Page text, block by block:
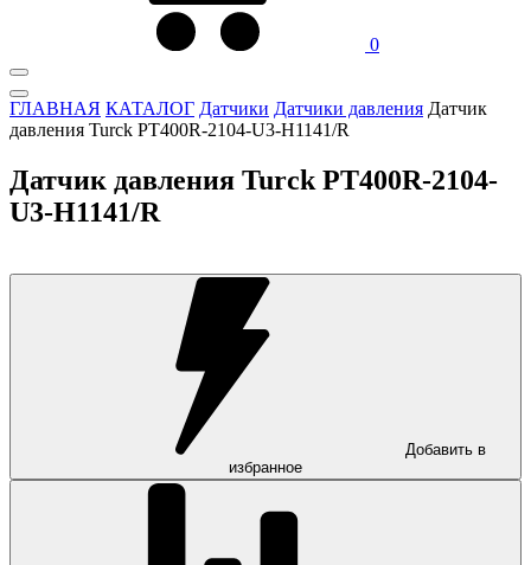
0
ГЛАВНАЯ КАТАЛОГ Датчики Датчики давления Датчик
давления Turck PT400R-2104-U3-H1141/R
Датчик давления Turck PT400R-2104-
U3-H1141/R
Добавить в
избранное